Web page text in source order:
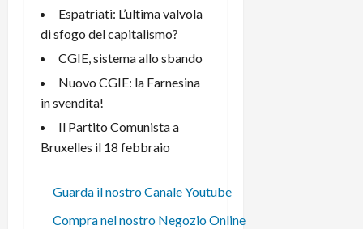
Espatriati: L’ultima valvola
di sfogo del capitalismo?
CGIE, sistema allo sbando
Nuovo CGIE: la Farnesina
in svendita!
Il Partito Comunista a
Bruxelles il 18 febbraio
Guarda il nostro Canale Youtube
Compra nel nostro Negozio Online